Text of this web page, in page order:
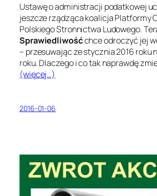
Ustawę o administracji podatkowej
jeszcze rządząca koalicja Platformy
Polskiego Stronnictwa Ludowego.
Sprawiedliwośćchce odroczyć jej
– przesuwając ze stycznia 2016 roku
roku. Dlaczego i co tak naprawdę
(więcej…)
2016-01-06